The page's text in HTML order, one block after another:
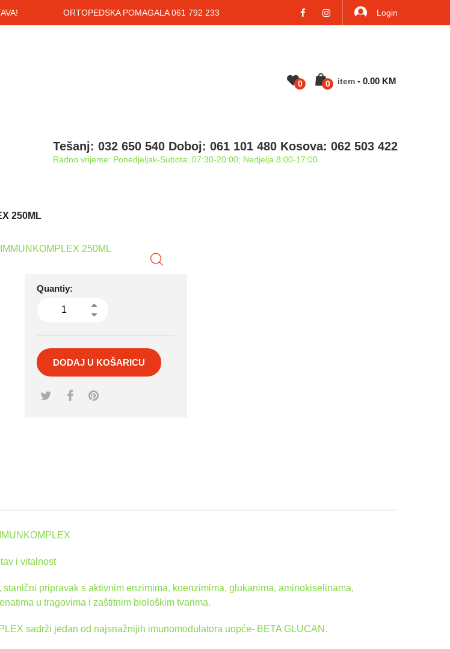
ORTOPEDSKA POMAGALA 061 792 233 Login
0 0 Item - 0.00 KM
Tešanj: 032 650 540 Doboj: 061 101 480 Kosova: 062 503 422
Radno vrijeme: Ponedjeljak-Subota: 07:30-20:00; Nedjelja 8:00-17:00
250ML
Quantiy:
DODAJ U KOŠARICU
i vitalnost
pripravak s aktivnim enzimima, koenzimima, glukanima, aminokiselinama,
u tragovima i zaštitnim biološkim tvarima.
sadrži jedan od najsnažnijih imunomodulatora uopće- BETA GLUCAN.